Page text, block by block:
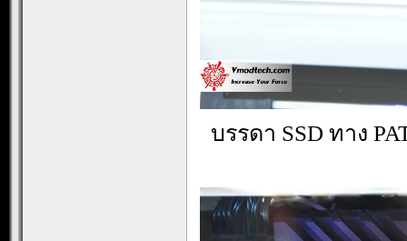
บรรดา SSD ทาง